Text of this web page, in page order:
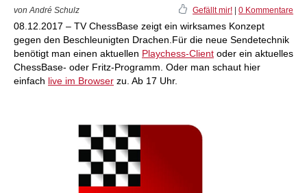
von André Schulz Gefällt mir! 0 Kommentare
08.12.2017 – TV ChessBase zeigt ein wirksames Konzept
gegen den Beschleunigten Drachen.Für die neue Sendetechnik
benötigt man einen aktuellen Playchess-Client oder ein aktuelles
ChessBase- oder Fritz-Programm. Oder man schaut hier
einfach live im Browser zu. Ab 17 Uhr.